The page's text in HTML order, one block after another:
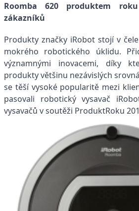
Roomba 620 produktem
zákazníků
Produkty značky iRobot stojí v
mokrého robotického úklidu.
významnými inovacemi, díky
produkty většinu nezávislých
se těší vysoké popularitě mezi
pasovali robotický vysavač
vysavačů v soutěži ProduktRoku